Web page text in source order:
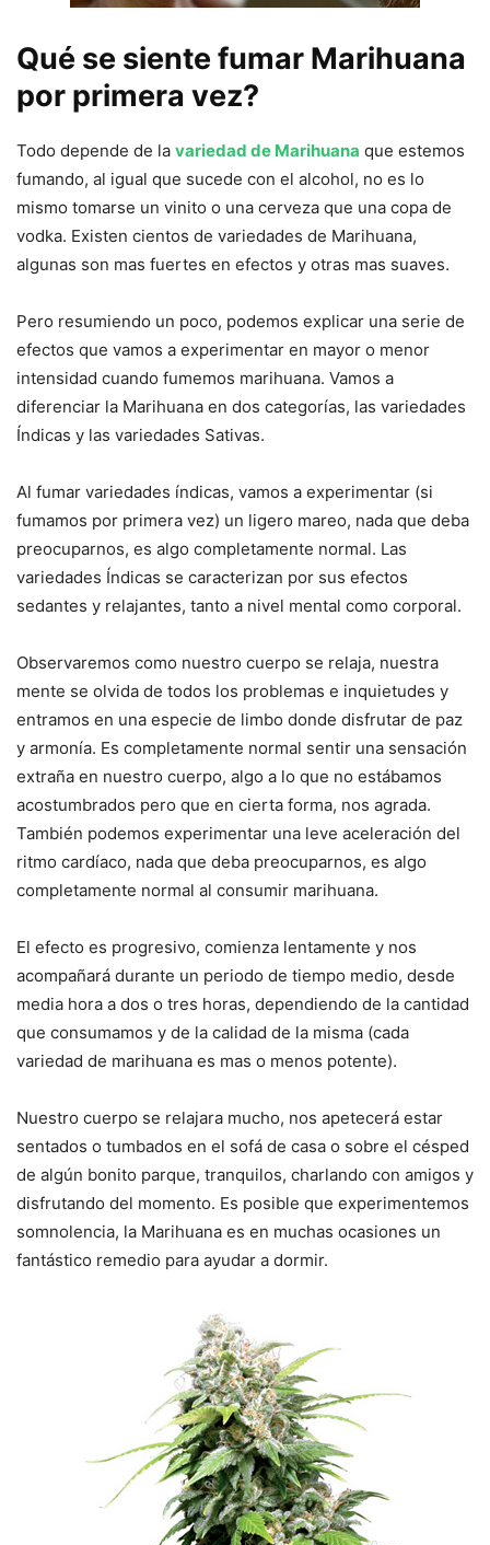
Qué se siente fumar Marihuana
por primera vez?
Todo depende de la variedad de Marihuana que estemos
fumando, al igual que sucede con el alcohol, no es lo
mismo tomarse un vinito o una cerveza que una copa de
vodka. Existen cientos de variedades de Marihuana,
algunas son mas fuertes en efectos y otras mas suaves.
Pero resumiendo un poco, podemos explicar una serie de
efectos que vamos a experimentar en mayor o menor
intensidad cuando fumemos marihuana. Vamos a
diferenciar la Marihuana en dos categorías, las variedades
Índicas y las variedades Sativas.
Al fumar variedades índicas, vamos a experimentar (si
fumamos por primera vez) un ligero mareo, nada que deba
preocuparnos, es algo completamente normal. Las
variedades Índicas se caracterizan por sus efectos
sedantes y relajantes, tanto a nivel mental como corporal.
Observaremos como nuestro cuerpo se relaja, nuestra
mente se olvida de todos los problemas e inquietudes y
entramos en una especie de limbo donde disfrutar de paz
y armonía. Es completamente normal sentir una sensación
extraña en nuestro cuerpo, algo a lo que no estábamos
acostumbrados pero que en cierta forma, nos agrada.
También podemos experimentar una leve aceleración del
ritmo cardíaco, nada que deba preocuparnos, es algo
completamente normal al consumir marihuana.
El efecto es progresivo, comienza lentamente y nos
acompañará durante un periodo de tiempo medio, desde
media hora a dos o tres horas, dependiendo de la cantidad
que consumamos y de la calidad de la misma (cada
variedad de marihuana es mas o menos potente).
Nuestro cuerpo se relajara mucho, nos apetecerá estar
sentados o tumbados en el sofá de casa o sobre el césped
de algún bonito parque, tranquilos, charlando con amigos y
disfrutando del momento. Es posible que experimentemos
somnolencia, la Marihuana es en muchas ocasiones un
fantástico remedio para ayudar a dormir.